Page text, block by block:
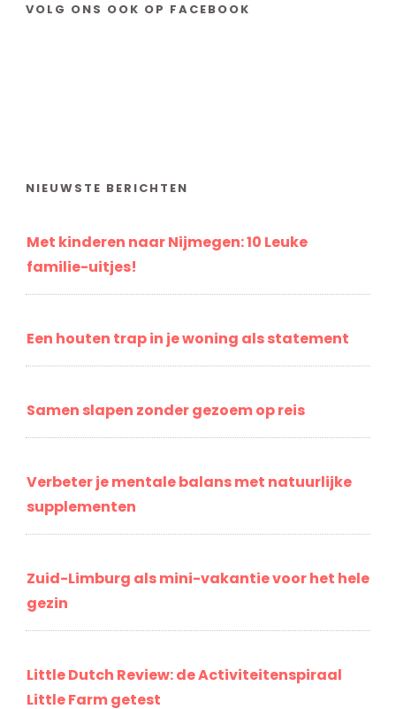
VOLG ONS OOK OP FACEBOOK
NIEUWSTE BERICHTEN
Met kinderen naar Nijmegen: 10 Leuke
familie-uitjes!
Een houten trap in je woning als statement
Samen slapen zonder gezoem op reis
Verbeter je mentale balans met natuurlijke
supplementen
Zuid-Limburg als mini-vakantie voor het hele
gezin
Little Dutch Review: de Activiteitenspiraal
Little Farm getest